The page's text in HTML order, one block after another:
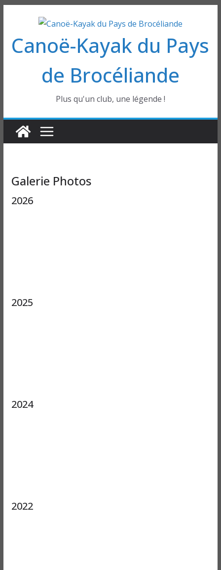
contenu
Canoë-Kayak du Pays
de Brocéliande
Plus qu'un club, une légende !
Galerie Photos
2026
2025
2024
2022